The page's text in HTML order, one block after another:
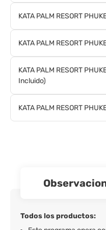
KATA PALM RESORT
KATA PALM RESORT
KATA PALM RESORT
Incluido)
KATA PALM RESORT
Todos los productos: